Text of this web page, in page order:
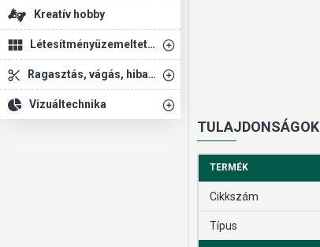
Kreatív hobby
Létesítményüzemeltetés
Ragasztás, vágás, hibajavítás
Vizuáltechnika
TULAJDONSÁGOK
TERMÉK
Cikkszám
Típus